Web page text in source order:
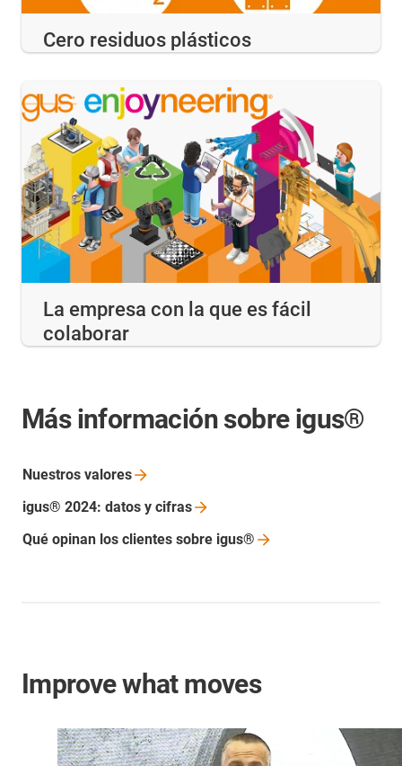
Cero residuos plásticos
La empresa con la que es fácil
colaborar
Más información sobre igus®
Nuestros valores
igus® 2024: datos y cifras
Qué opinan los clientes sobre igus®
Improve what moves